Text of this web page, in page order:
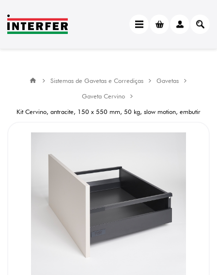
Sistemas de Gavetas e Corrediças
Gavetas
Gaveta Cervino
Kit Cervino, antracite, 150 x 550 mm, 50 kg, slow motion, embutir